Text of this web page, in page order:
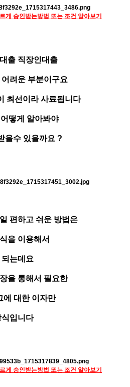
게 승인받는방법 또는 조건 알아보기
출 직장인대출
려운 부분이구요
최선이라 사료됩니다
떻게 알아봐야
을수 있을까요 ?
편하고 쉬운 방법은
을 이용해서
는데요
을 통해서 필요한
에 대한 이자만
입니다
게 승인받는방법 또는 조건 알아보기